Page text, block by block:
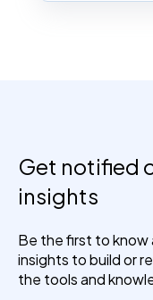
Get notified
insights
Be the first to know
insights to build or
the tools and